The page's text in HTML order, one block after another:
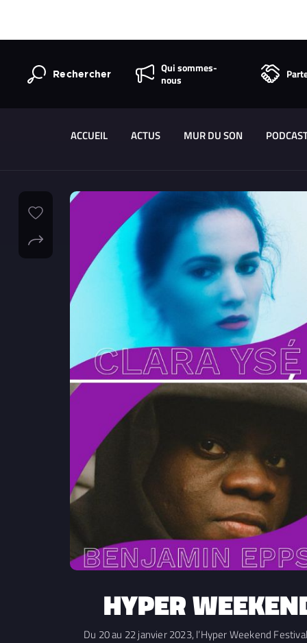
Rechercher
Qui sommes-
nous
ACCUEIL ACTUS MUR DU SON
HYPER
Du 20 au 22 janvier 2023, l’Hyper Weekend